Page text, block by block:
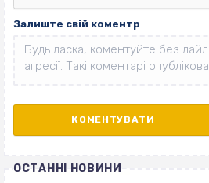
Залиште свій коментр
ОСТАННІ НОВИНИ